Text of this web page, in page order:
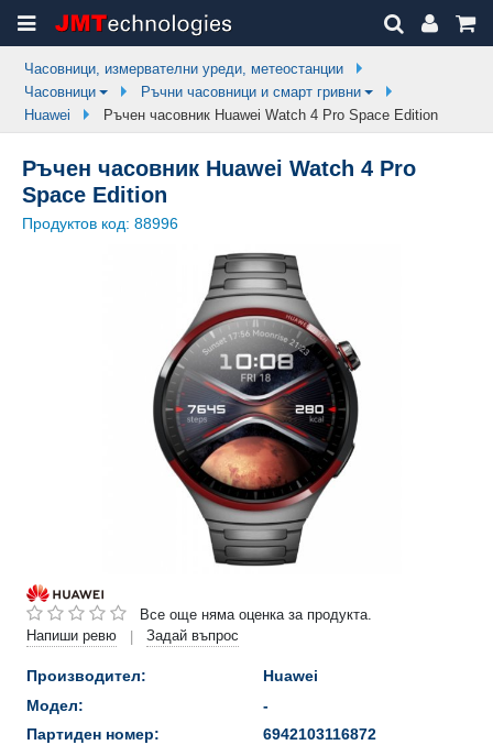
Часовници, измервателни уреди, метеостанции
Часовници
Ръчни часовници и смарт гривни
Huawei
Ръчен часовник Huawei Watch 4 Pro Space Edition
Ръчен часовник Huawei Watch 4 Pro
Space Edition
Продуктов код: 88996
Все още няма оценка за продукта.
Напиши ревю
| Задай въпрос
Производител:
Huawei
Модел:
-
Партиден номер:
6942103116872